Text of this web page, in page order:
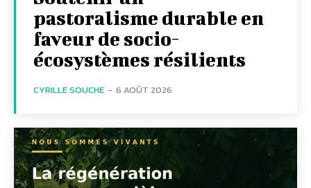
pastoralisme durable en
faveur de socio-
écosystèmes résilients
CYRILLE SOUCHE - 6 AOÛT 2026